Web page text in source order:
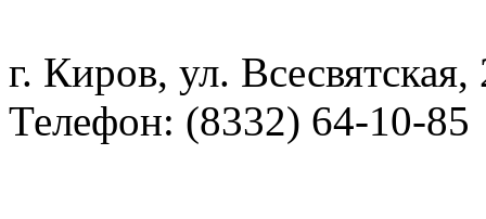
г. Киров, ул. Всесвятская,
Телефон: (8332) 64-10-85